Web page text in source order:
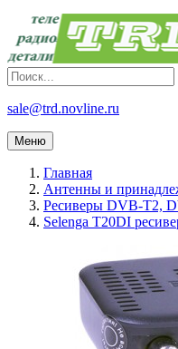
sale@trd.novline.ru
Меню
Главная
Антенны и
Ресиверы DVB-T2,
Selenga T20DI